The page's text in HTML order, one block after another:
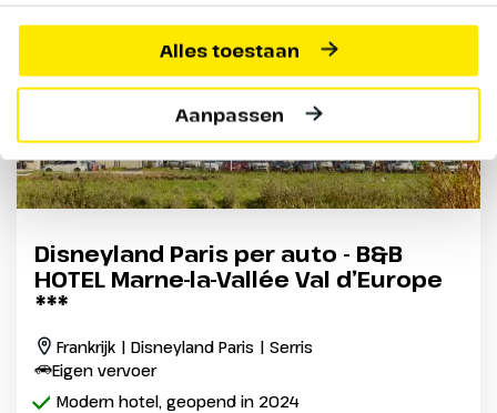
Alles toestaan
Aanpassen
Disneyland Paris per auto - B&B
HOTEL Marne-la-Vallée Val d’Europe
***
Frankrijk | Disneyland Paris | Serris
Eigen vervoer
Modern hotel, geopend in 2024